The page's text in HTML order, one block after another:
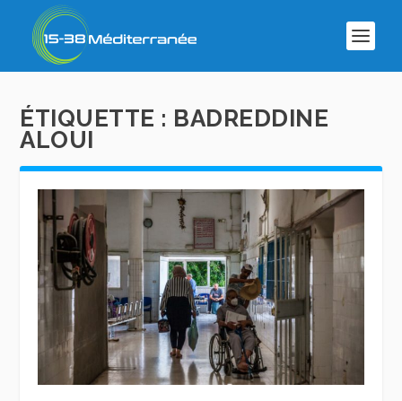
ÉTIQUETTE : BADREDDINE
ALOUI